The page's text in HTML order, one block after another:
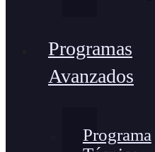
Programas
Avanzados
Programa